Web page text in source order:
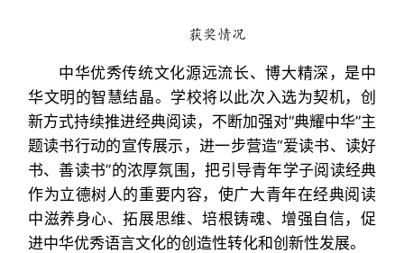
获奖情况
中华优秀传统文化源远流长、博大精深，是中
华文明的智慧结晶。学校将以此次入选为契机，创
新方式持续推进经典阅读，不断加强对“典耀中华”主
题读书行动的宣传展示，进一步营造“爱读书、读好
书、善读书”的浓厚氛围，把引导青年学子阅读经典
作为立德树人的重要内容，使广大青年在经典阅读
中滋养身心、拓展思维、培根铸魂、增强自信，促
进中华优秀语言文化的创造性转化和创新性发展。